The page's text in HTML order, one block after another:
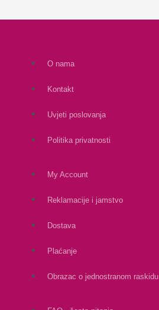
O nama
Kontakt
Uvjeti poslovanja
Politika privatnosti
My Account
Reklamacije i jamstvo
Dostava
Plaćanje
Obrazac o jednostranom raskidu